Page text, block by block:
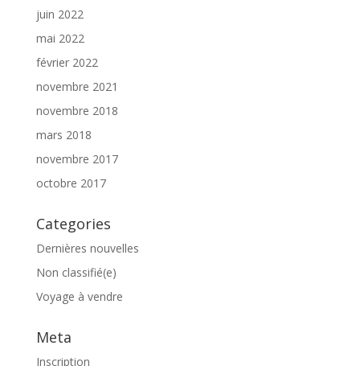
juin 2022
mai 2022
février 2022
novembre 2021
novembre 2018
mars 2018
novembre 2017
octobre 2017
Categories
Dernières nouvelles
Non classifié(e)
Voyage à vendre
Meta
Inscription